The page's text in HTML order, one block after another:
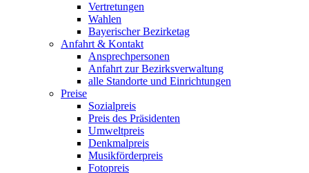
Vertretungen
Wahlen
Bayerischer Bezirketag
Anfahrt & Kontakt
Ansprechpersonen
Anfahrt zur Bezirksverwaltung
alle Standorte und Einrichtungen
Preise
Sozialpreis
Preis des Präsidenten
Umweltpreis
Denkmalpreis
Musikförderpreis
Fotopreis